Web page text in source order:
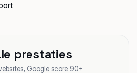
prestaties
Google score 90+